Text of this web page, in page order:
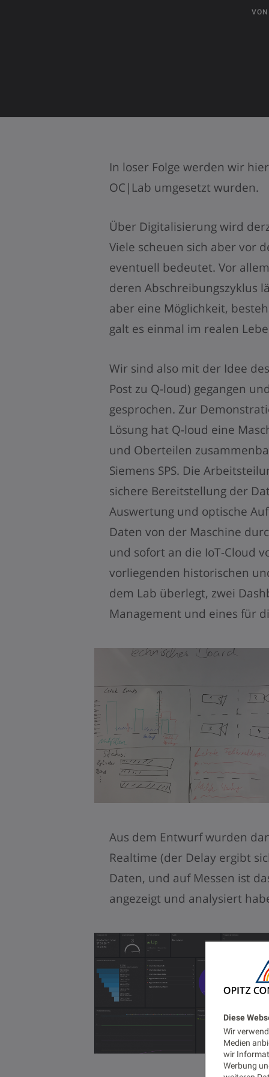
Diese
Wir
Medien
wir
Werbung
VON
In loser Folge werden wir
OC|Lab umgesetzt wurden.
Über Digitalisierung wird
Viele scheuen sich aber vor
eventuell bedeutet. Vor
deren Abschreibungszyklus
aber eine Möglichkeit,
galt es einmal im realen
Wir sind also mit der Idee
Post zu Q-loud) gegangen
gesprochen. Zur
Lösung hat Q-loud eine
und Oberteilen
Siemens SPS. Die
sichere Bereitstellung der
Auswertung und optische
Daten von der Maschine
und sofort an die IoT-Cloud
vorliegenden historischen
dem Lab überlegt, zwei
Management und eines für
Aus dem Entwurf wurden
Realtime (der Delay ergibt
Daten, und auf Messen ist
angezeigt und analysiert